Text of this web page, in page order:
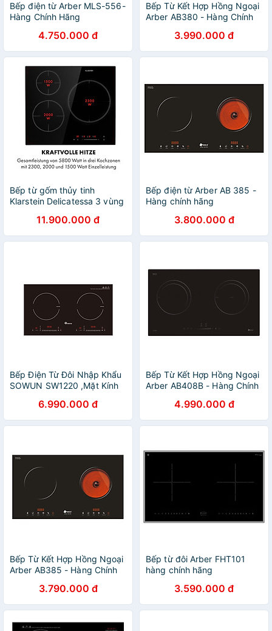
Bếp điện từ Arber MLS-556-
Hàng Chính Hãng
4.750.000 đ
Bếp Từ Kết Hợp Hồng Ngoại
Arber AB380 - Hàng Chính
3.990.000 đ
Bếp từ gốm thủy tinh
Klarstein Delicatessa 3 vùng
11.900.000 đ
Bếp điện từ Arber AB 385 -
Hàng chính hãng
3.800.000 đ
Bếp Điện Từ Đôi Nhập Khẩu
SOWUN SW1220 ,Mặt Kính
Được Nhiệt Độ Cao
6.990.000 đ
Bếp Từ Kết Hợp Hồng Ngoại
Arber AB408B - Hàng Chính
4.990.000 đ
Bếp Từ Kết Hợp Hồng Ngoại
Arber AB385 - Hàng Chính
3.790.000 đ
Bếp từ đôi Arber FHT101
hàng chính hãng
3.590.000 đ